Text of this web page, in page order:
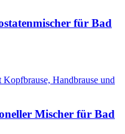
für Bad
Mischer für Bad